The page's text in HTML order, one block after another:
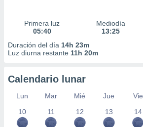
Primera luz
05:40
Mediodía
13:25
Duración del día 14h 23m
Luz diurna restante 11h 20m
Calendario lunar
Lun Mar Mié Jue Vie
10
11 12 13 14